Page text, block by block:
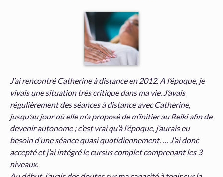
J’ai rencontré Catherine à distance en 2012. A l’époque, je
vivais une situation très critique dans ma vie. J’avais
régulièrement des séances à distance avec Catherine,
jusqu’au jour où elle m’a proposé de m’initier au Reiki afin de
devenir autonome ; c’est vrai qu’à l’époque, j’aurais eu
besoin d’une séance quasi quotidiennement. … J’ai donc
accepté et j’ai intégré le cursus complet comprenant les 3
niveaux.